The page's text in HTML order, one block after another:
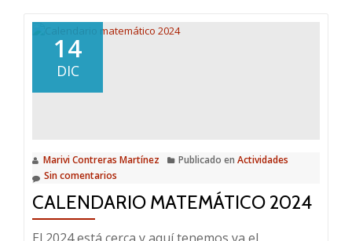
14
DIC
Marivi Contreras Martínez Publicado en Actividades
Sin comentarios
CALENDARIO MATEMÁTICO 2024
El 2024 está cerca y aquí tenemos ya el